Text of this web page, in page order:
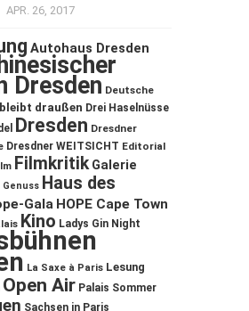
APR. 26, 2017
Autohaus Dresden
Dresden Deutsche
draußen Drei Haselnüsse
Dresden Dresdner
Dresdner WEITSICHT Editorial
Filmkritik Galerie
Genuss Haus des
Gala HOPE Cape Town
Kino Ladys Gin Night
La Saxe à Paris Lesung
Open Air Palais Sommer
Sachsen in Paris